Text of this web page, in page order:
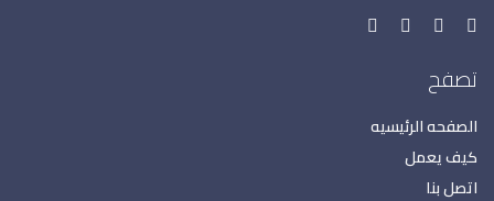
تصفح
الصفحه الرئيسيه
كيف يعمل
اتصل بنا